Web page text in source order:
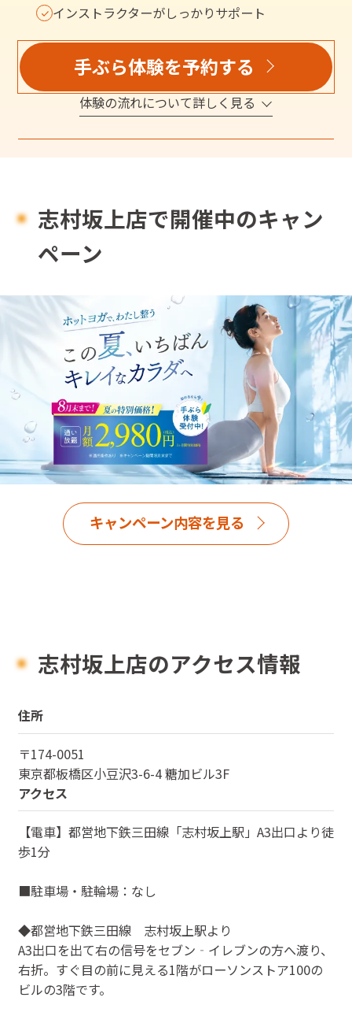
インストラクターがしっかりサポート
手ぶら体験を予約する
体験の流れについて詳しく見る
志村坂上店で開催中のキャン
ペーン
キャンペーン内容を見る
志村坂上店のアクセス情報
住所
〒174-0051
東京都板橋区小豆沢3-6-4 糖加ビル3F
アクセス
【電車】都営地下鉄三田線「志村坂上駅」A3出口より徒
歩1分
■駐車場・駐輪場：なし
◆都営地下鉄三田線 志村坂上駅より
A3出口を出て右の信号をセブン‐イレブンの方へ渡り、
右折。すぐ目の前に見える1階がローソンストア100の
ビルの3階です。